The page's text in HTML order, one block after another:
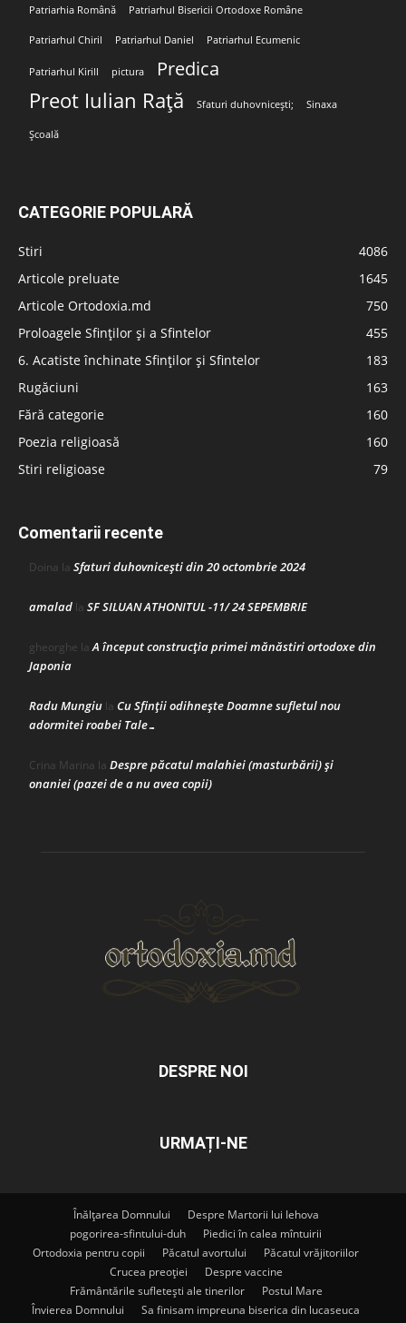
Patriarhia Română Patriarhul Bisericii Ortodoxe Române
Patriarhul Chiril Patriarhul Daniel Patriarhul Ecumenic
Patriarhul Kirill pictura Predica
Preot Iulian Rață Sfaturi duhovnicești; Sinaxa
Școală
CATEGORIE POPULARĂ
Stiri
4086
Articole preluate
1645
Articole Ortodoxia.md
750
Proloagele Sfinților și a Sfintelor
455
6. Acatiste închinate Sfinților și Sfintelor
183
Rugăciuni
163
Fără categorie
160
Poezia religioasă
160
Stiri religioase
79
Comentarii recente
Doina la Sfaturi duhovnicești din 20 octombrie 2024
amalad la SF SILUAN ATHONITUL -11/ 24 SEPEMBRIE
gheorghe laA început construcţia primei mănăstiri ortodoxe din
Japonia
Radu Mungiu la Cu Sfinții odihnește Doamne sufletul nou
adormitei roabei Tale…
Crina Marina la Despre păcatul malahiei (masturbării) şi
onaniei (pazei de a nu avea copii)
DESPRE NOI
URMAȚI-NE
Înălțarea Domnului
Despre Martorii lui Iehova
pogorirea-sfintului-duh
Piedici în calea mîntuirii
Ortodoxia pentru copii
Păcatul avortului
Păcatul vrăjitoriilor
Crucea preoției
Despre vaccine
Frământările sufletești ale tinerilor
Postul Mare
Învierea Domnului
Sa finisam impreuna biserica din lucaseuca